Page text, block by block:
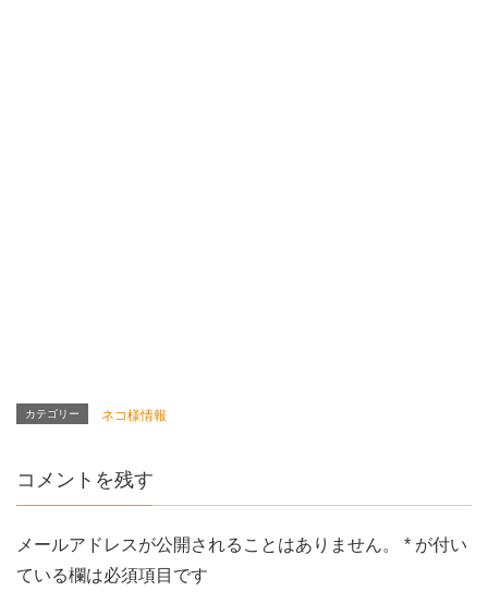
カテゴリー ネコ様情報
コメントを残す
メールアドレスが公開されることはありません。 * が付い
ている欄は必須項目です